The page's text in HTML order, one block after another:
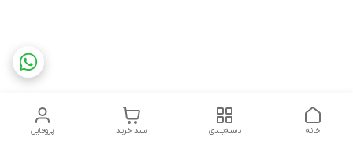
پروفایل سبد خرید دسته‌بندی خانه